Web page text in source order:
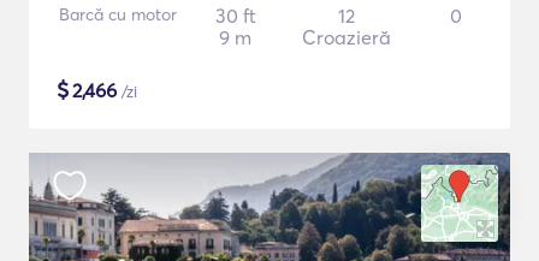
Barcă cu motor
30 ft
9 m
12
Croazieră
0
$2,466 /zi